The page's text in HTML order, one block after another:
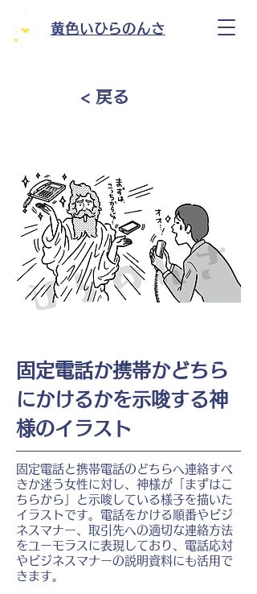
黄色いひらのんさ
< 戻る
固定電話か携帯かどちら
にかけるかを示唆する神
様のイラスト
固定電話と携帯電話のどちらへ連絡すべ
きか迷う女性に対し、神様が「まずはこ
ちらから」と示唆している様子を描いた
イラストです。電話をかける順番やビジ
ネスマナー、取引先への適切な連絡方法
をユーモラスに表現しており、電話応対
やビジネスマナーの説明資料にも活用で
きます。